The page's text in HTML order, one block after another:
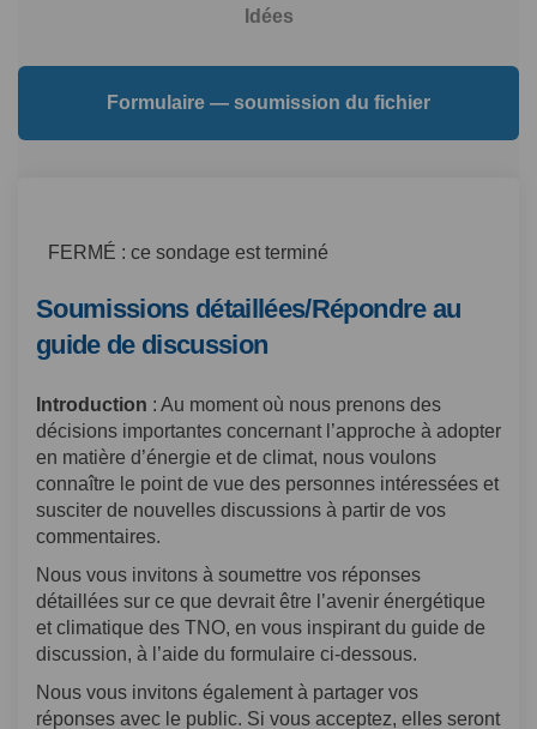
Idées
Formulaire — soumission du fichier
FERMÉ : ce sondage est terminé
Soumissions détaillées/Répondre au
guide de discussion
Introduction : Au moment où nous prenons des
décisions importantes concernant l’approche à adopter
en matière d’énergie et de climat, nous voulons
connaître le point de vue des personnes intéressées et
susciter de nouvelles discussions à partir de vos
commentaires.
Nous vous invitons à soumettre vos réponses
détaillées sur ce que devrait être l’avenir énergétique
et climatique des TNO, en vous inspirant du guide de
discussion, à l’aide du formulaire ci-dessous.
Nous vous invitons également à partager vos
réponses avec le public. Si vous acceptez, elles seront